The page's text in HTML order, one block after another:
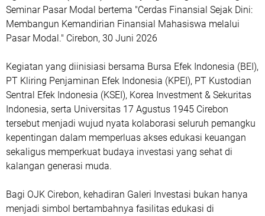
Seminar Pasar Modal bertema "Cerdas Finansial Sejak Dini:
Membangun Kemandirian Finansial Mahasiswa melalui
Pasar Modal." Cirebon, 30 Juni 2026
Kegiatan yang diinisiasi bersama Bursa Efek Indonesia (BEI),
PT Kliring Penjaminan Efek Indonesia (KPEI), PT Kustodian
Sentral Efek Indonesia (KSEI), Korea Investment & Sekuritas
Indonesia, serta Universitas 17 Agustus 1945 Cirebon
tersebut menjadi wujud nyata kolaborasi seluruh pemangku
kepentingan dalam memperluas akses edukasi keuangan
sekaligus memperkuat budaya investasi yang sehat di
kalangan generasi muda.
Bagi OJK Cirebon, kehadiran Galeri Investasi bukan hanya
menjadi simbol bertambahnya fasilitas edukasi di